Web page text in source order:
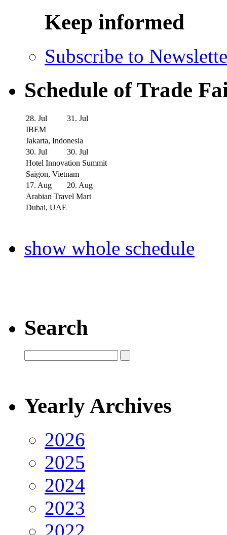
Keep informed
Subscribe to
Schedule of Trade
28. Jul
31. Jul
IBEM
Jakarta, Indonesia
30. Jul
30. Jul
Hotel Innovation Summit
Saigon, Vietnam
17. Aug
20. Aug
Arabian Travel Mart
Dubai, UAE
show whole schedule
Search
Yearly Archives
2026
2025
2024
2023